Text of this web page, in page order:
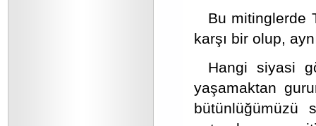
Bu mitinglerde
karşı bir olup,
Hangi siyasi
yaşamaktan
bütünlüğümüzü